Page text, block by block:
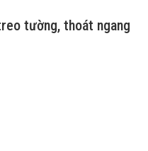
tường, thoát ngang